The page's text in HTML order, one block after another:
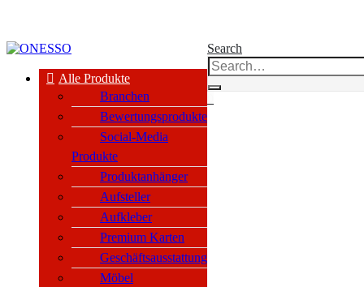
Alle Produkte
Branchen
Bewertungsprodukte
Social-Media
Produkte
Produktanhänger
Aufsteller
Aufkleber
Premium Karten
Geschäftsausstattung
Möbel
Search